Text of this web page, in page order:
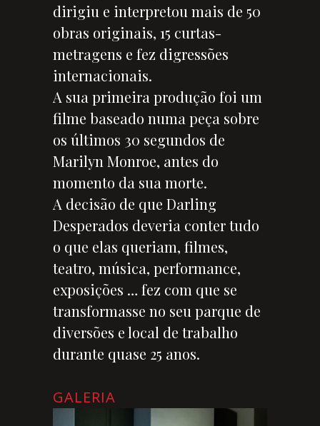
dirigiu e interpretou mais de 50
obras originais, 15 curtas-
metragens e fez digressões
internacionais.
A sua primeira produção foi um
filme baseado numa peça sobre
os últimos 30 segundos de
Marilyn Monroe, antes do
momento da sua morte.
A decisão de que Darling
Desperados deveria conter tudo
o que elas queriam, filmes,
teatro, música, performance,
exposições … fez com que se
transformasse no seu parque de
diversões e local de trabalho
durante quase 25 anos.
GALERIA